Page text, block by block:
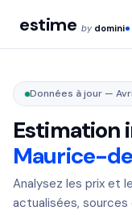
estime by domini
Données à jour —
Estimation
Maurice-
Analysez les prix et
actualisées, sources